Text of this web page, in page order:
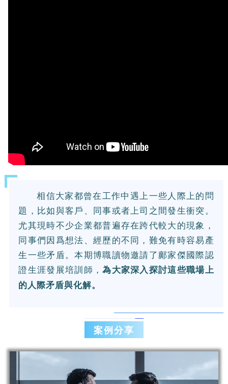
相信大家都曾在工作中遇上一些人際上的問
題，比如與客戶、同事或者上司之間發生衝突。
尤其現時不少企業都普遍存在跨代較大的現象，
同事們因爲想法、經歷的不同，難免有時容易產
生一些矛盾。本期博職讀物邀請了鄺家傑國際認
證生涯發展培訓師，為大家深入探討這些職場上
的人際矛盾與化解。
案例分享